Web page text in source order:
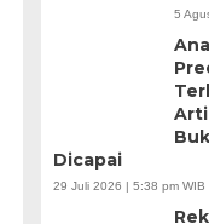
5
Dicapai
29 Juli 2026 | 5:38 pm WIB